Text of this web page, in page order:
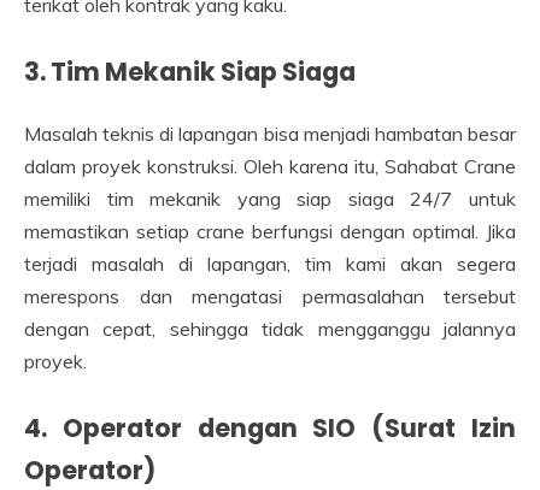
terikat oleh kontrak yang kaku.
3. Tim Mekanik Siap Siaga
Masalah teknis di lapangan bisa menjadi hambatan besar
dalam proyek konstruksi. Oleh karena itu, Sahabat Crane
memiliki tim mekanik yang siap siaga 24/7 untuk
memastikan setiap crane berfungsi dengan optimal. Jika
terjadi masalah di lapangan, tim kami akan segera
merespons dan mengatasi permasalahan tersebut
dengan cepat, sehingga tidak mengganggu jalannya
proyek.
4. Operator dengan SIO (Surat Izin
Operator)